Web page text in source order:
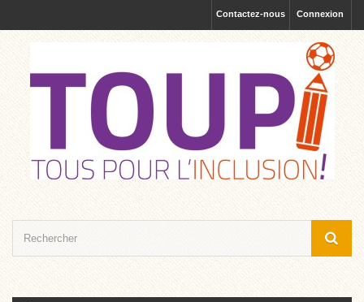
Connexion
Contactez-nous